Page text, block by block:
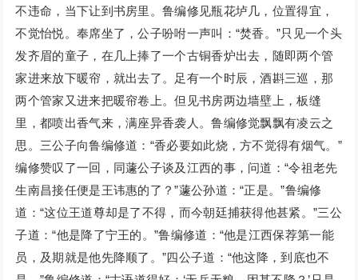
不违命，当下让到书房里。鲁编修见瓶花垆几，位置得宜，
不觉怡悦。奉席坐了，公子吩咐一声叫：“焚香。”只见一个头
发齐眉的童子，在几上捧了一个古铜香炉出去，随即两个管
家进来放下暖帘，就出去了。足有一个时辰，酒斟三巡，那
两个管家又进来把暖帘卷上。但见书房两边墙壁上，板缝
里，都喷出香气来，满座异香袭人。鲁编修觉飘飘有凌云之
思。三公子向鲁编修道：“香必要如此烧，方不觉得有烟气。”
编修赞叹了一回，同蘧公子谈及江西的事，问道：“令祖老先
生南昌接任便是王讳惠的了？”蘧公孙道：“正是。”鲁编修
道：“这位王道尊却是了不得，而今朝廷捕获得他甚紧。”三公
子道：“他是降了宁王的。”鲁编修道：“他是江西保荐第一能
员，及期就是他先降顺了。”四公子道：“他这降，到底也不